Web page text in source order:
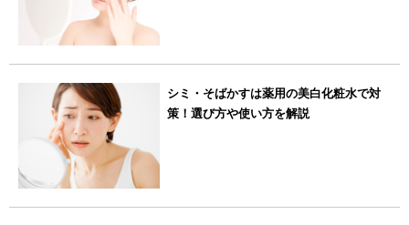
シミ・そばかすは薬用の美白化粧水で対
策！選び方や使い方を解説